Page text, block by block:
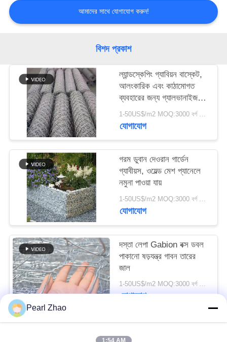
আমাদের
সাথে
SITEMAP
গোপনীয়তা
আমাদের সাথে যোগাযোগ করুন!
বিশদ প্রকাশ
ল্যান্ডস্কেপিং গ্যাবিয়ন বাস্কেট,
আলংকারিক এবং কাঠামোগত
ব্যবহারের জন্য গ্যালভানাইজড
ষড়ভুজ তারের জাল বাক্স
1-50US$/m2 MOQ:3000 বর্গ মিটার
যোগাযোগ
গরম ডুবান দেওরান গার্ডেন
গ্যাবীয়স, ওয়েল্ড মেশ প্যানেলে
নমুনা পাওয়া যায়
1-50US$/m2 MOQ:3000 বর্গ মিটার
যোগাযোগ
দস্তা লেপা Gabion বক্স ডবল
পাকানো ষড়যন্ত্র গাবন তারের
জাল
1-50US$/m2 MOQ:3000 বর্গ মিটার
যোগাযোগ
Pearl Zhao
1:54 AM